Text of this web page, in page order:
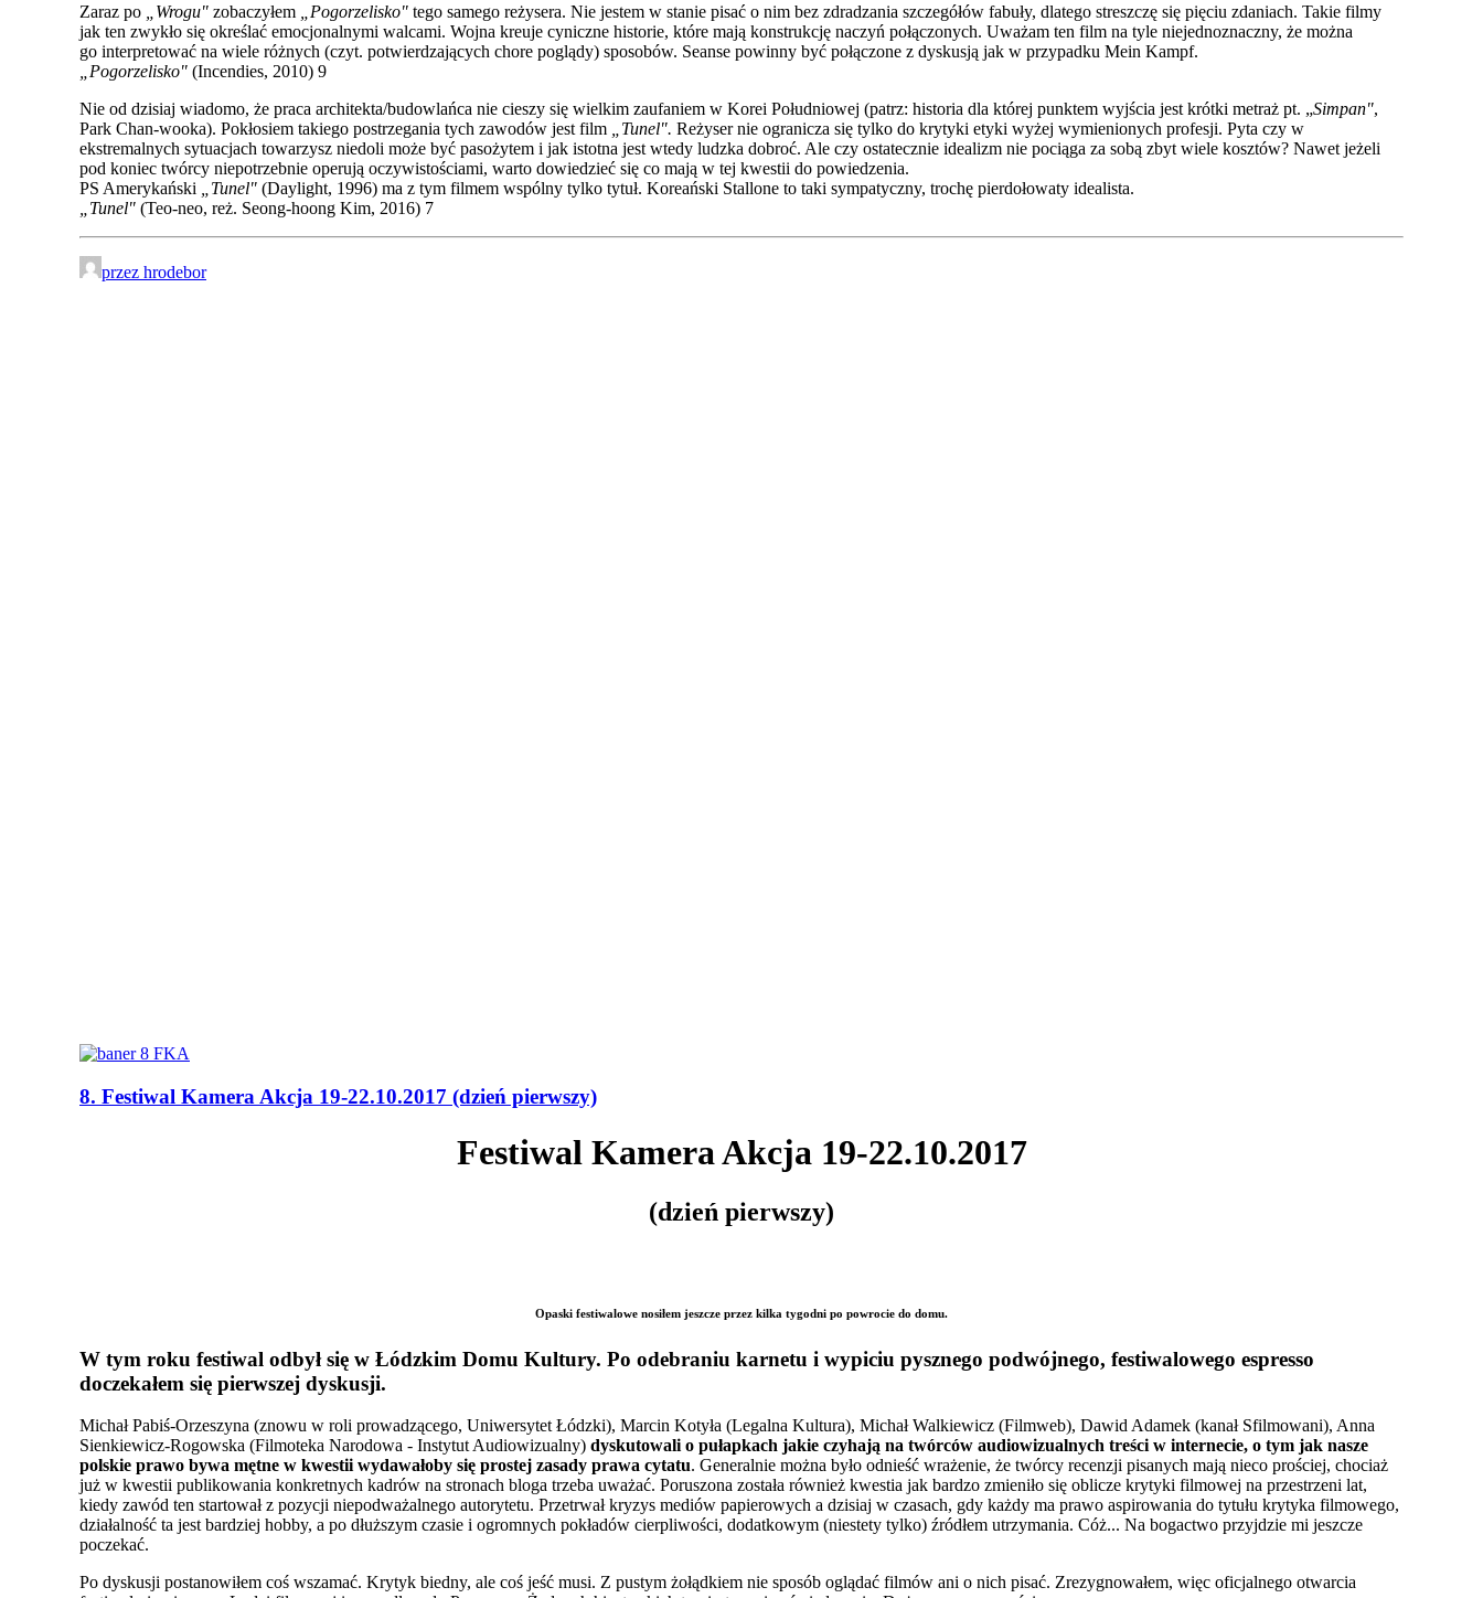
Zaraz po
„Wrogu" zobaczyłem „Pogorzelisko" tego samego reżysera. Nie jestem w stanie pisać o nim bez zdradzania szczegółów fabuły, dlatego streszczę się pięciu zdaniach. Takie filmy
jak ten zwykło się określać emocjonalnymi walcami. Wojna kreuje cyniczne historie, które mają konstrukcję naczyń połączonych. Uważam ten film na tyle niejednoznaczny, że można
go interpretować na wiele różnych (czyt. potwierdzających chore poglądy) sposobów. Seanse powinny być połączone z dyskusją jak w przypadku Mein Kampf.
„Pogorzelisko" (Incendies, 2010) 9
Nie od dzisiaj wiadomo, że praca architekta/budowlańca nie cieszy się wielkim zaufaniem w Korei Południowej (patrz: historia dla której punktem wyjścia jest krótki metraż pt. „Simpan",
Park Chan-wooka). Pokłosiem takiego postrzegania tych zawodów jest film
„Tunel". Reżyser nie ogranicza się tylko do krytyki etyki wyżej wymienionych profesji. Pyta czy w
ekstremalnych sytuacjach towarzysz niedoli może być pasożytem i jak istotna jest wtedy ludzka dobroć. Ale czy ostatecznie idealizm nie pociąga za sobą zbyt wiele kosztów? Nawet jeżeli
pod koniec twórcy niepotrzebnie operują oczywistościami, warto dowiedzieć się co mają w tej kwestii do powiedzenia.
PS Amerykański
„Tunel" (Daylight, 1996) ma z tym filmem wspólny tylko tytuł. Koreański Stallone to taki sympatyczny, trochę pierdołowaty idealista.
„Tunel" (Teo-neo, reż. Seong-hoong Kim, 2016) 7
przez hrodebor
8. Festiwal Kamera Akcja 19-22.10.2017 (dzień pierwszy)
Festiwal Kamera Akcja 19-22.10.2017
(dzień pierwszy)
Opaski festiwalowe nosiłem jeszcze przez kilka tygodni po powrocie do domu.
W tym roku festiwal odbył się w Łódzkim Domu Kultury. Po odebraniu karnetu i wypiciu pysznego podwójnego, festiwalowego espresso
doczekałem się pierwszej dyskusji.
Michał Pabiś-Orzeszyna (znowu w roli prowadzącego, Uniwersytet Łódzki), Marcin Kotyła (Legalna Kultura), Michał Walkiewicz (Filmweb), Dawid Adamek (kanał Sfilmowani), Anna
Sienkiewicz-Rogowska (Filmoteka Narodowa - Instytut Audiowizualny) dyskutowali o pułapkach jakie czyhają na twórców audiowizualnych treści w internecie, o tym jak nasze
polskie prawo bywa mętne w kwestii wydawałoby się prostej zasady prawa cytatu. Generalnie można było odnieść wrażenie, że twórcy recenzji pisanych mają nieco prościej, chociaż
już w kwestii publikowania konkretnych kadrów na stronach bloga trzeba uważać. Poruszona została również kwestia jak bardzo zmieniło się oblicze krytyki filmowej na przestrzeni lat,
kiedy zawód ten startował z pozycji niepodważalnego autorytetu. Przetrwał kryzys mediów papierowych a dzisiaj w czasach, gdy każdy ma prawo aspirowania do tytułu krytyka filmowego,
działalność ta jest bardziej hobby, a po dłuższym czasie i ogromnych pokładów cierpliwości, dodatkowym (niestety tylko) źródłem utrzymania. Cóż... Na bogactwo przyjdzie mi jeszcze
poczekać.
Po dyskusji postanowiłem coś wszamać. Krytyk biedny, ale coś jeść musi. Z pustym żołądkiem nie sposób oglądać filmów ani o nich pisać. Zrezygnowałem, więc oficjalnego otwarcia